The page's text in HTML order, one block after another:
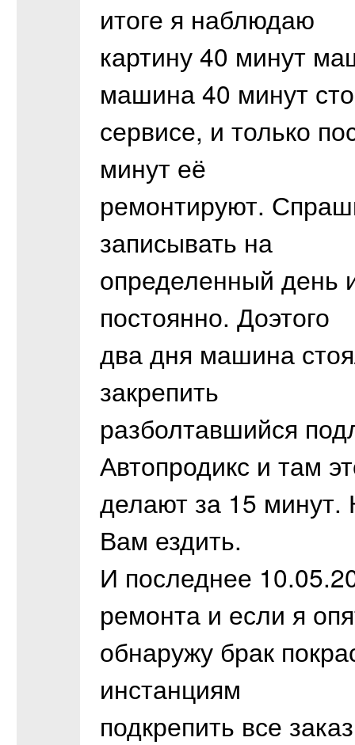
итоге я наблюдаю
картину 40 минут
машина 40 минут
сервисе, и только
минут её
ремонтируют.
записывать на
определенный день
постоянно. Доэтого
два дня машина
закрепить
разболтавшийся
Автопродикс и там
делают за 15 минут.
Вам ездить.
И последнее
ремонта и если я
обнаружу брак
инстанциям
подкрепить все